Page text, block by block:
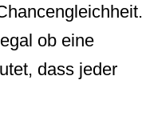
ob eine
dass jeder